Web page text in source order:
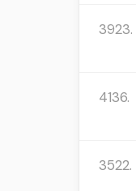
3923.
4136.
3522.